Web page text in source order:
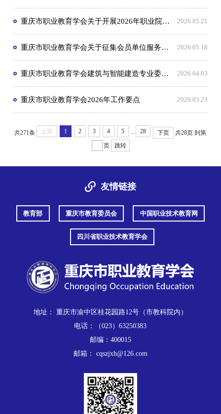
2026.05.21
重庆市职业教育学会关于开展2026年职业院校招生宣传活动素材征集的通知
2026.05.18
重庆市职业教育学会关于征集会员单位服务需求的通知
2026.04.03
重庆市职业教育学会建筑与智能建造专业委员会关于召开第一届理事会第三次会议的通知
2026.03.23
重庆市职业教育学会2026年工作要点
共271条 上页 1 2 3 4 5 ... 28 下页 共28页 到第
页
跳转
友情链接
教育部 重庆市教育委员会 中国职业技术教育网
四川省职业技术教育学会
地址： 重庆市渝中区桂花园路12号（市教科院内）
电话：（023）63250383
邮编：400015
邮箱： cqszjxh@126.com